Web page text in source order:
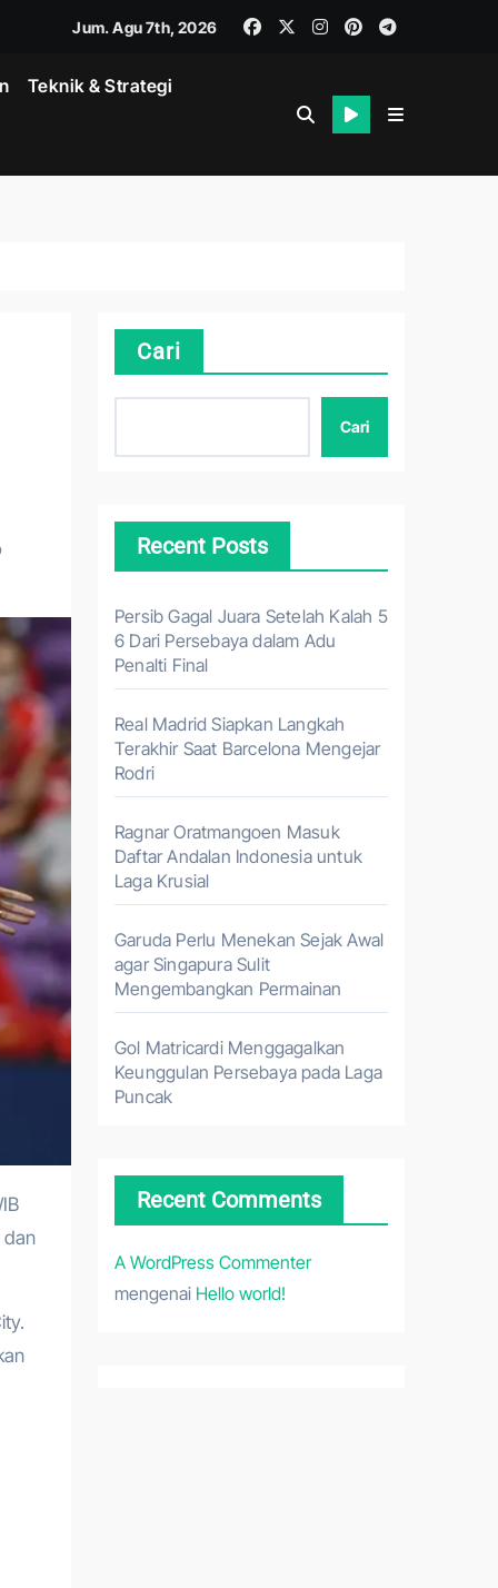
Jum. Agu 7th, 2026
Teknik & Strategi
dan
Cari
Cari
Recent Posts
Persib Gagal Juara Setelah Kalah 5
6 Dari Persebaya dalam Adu
Penalti Final
Real Madrid Siapkan Langkah
Terakhir Saat Barcelona Mengejar
Rodri
Ragnar Oratmangoen Masuk
Daftar Andalan Indonesia untuk
Laga Krusial
Garuda Perlu Menekan Sejak Awal
agar Singapura Sulit
Mengembangkan Permainan
Gol Matricardi Menggagalkan
Keunggulan Persebaya pada Laga
Puncak
Recent Comments
A WordPress Commenter
mengenai Hello world!